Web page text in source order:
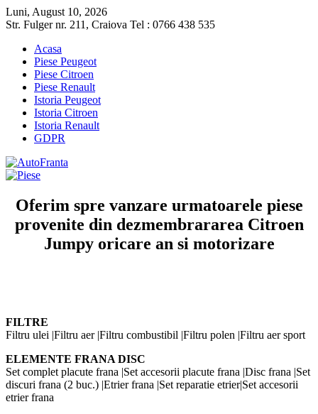
Luni, August 10, 2026
Str. Fulger nr. 211, Craiova Tel : 0766 438 535
Acasa
Piese Peugeot
Piese Citroen
Piese Renault
Istoria Peugeot
Istoria Citroen
Istoria Renault
GDPR
Oferim spre vanzare urmatoarele piese
provenite din dezmembrararea Citroen
Jumpy oricare an si motorizare
FILTRE
Filtru ulei |Filtru aer |Filtru combustibil |Filtru polen |Filtru aer sport
ELEMENTE FRANA DISC
Set complet placute frana |Set accesorii placute frana |Disc frana |Set
discuri frana (2 buc.) |Etrier frana |Set reparatie etrier|Set accesorii
etrier frana